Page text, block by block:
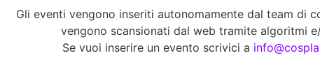
Gli eventi vengono inseriti autonomamente dal team di
vengono scansionati dal web tramite algoritmi
Se vuoi inserire un evento scrivici a